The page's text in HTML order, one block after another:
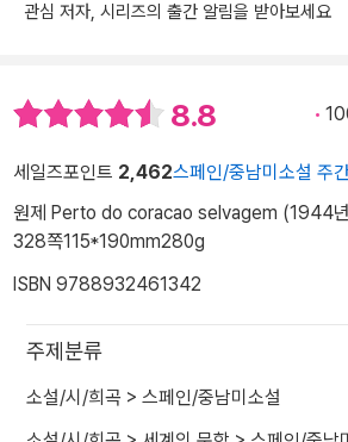
관심 저자, 시리즈의 출간 알림을 받아보세요
8.8
세일즈포인트 2,462스페인/중남미소설 주
원제 Perto do coracao selvagem (1944
328쪽115*190mm280g
ISBN 9788932461342
주제분류
소설/시/희곡 > 스페인/중남미소설